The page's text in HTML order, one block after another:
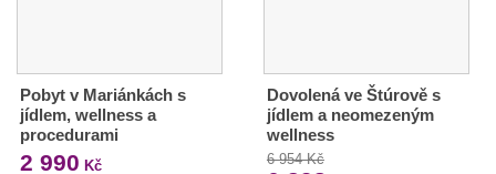
Pobyt v Mariánkách s
jídlem, wellness a
procedurami
2 990 Kč
Dovolená ve Štúrově s
jídlem a neomezeným
wellness
6 954 Kč